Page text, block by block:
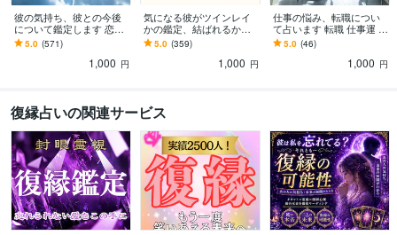
占い 運気を高める波動調整 縁切り、悪運断ち
占い 人間関係カルマ浄化 波動調整ヒーリング 恋愛鑑定
彼の気持ち、彼との今後
について鑑定します 恋愛
片思い 復縁 結婚 恋愛運
縁結び
5.0 (571)
1,000 円
気になる彼がツインレイ
かの鑑定、結ばれるかを
視ます 人生相談 運命 結婚
出会い 縁結び 恋愛相談 恋
5.0 (359)
1,000 円
仕事の悩み、転職につい
て占います 転職 仕事運 人
間関係 心理学
5.0 (46)
1,000 円
復縁占いの関連サービス